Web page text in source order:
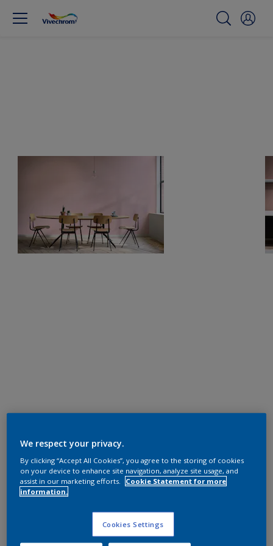
We respect your privacy.
By clicking “Accept All Cookies”, you agree to the storing of cookies
on your device to enhance site navigation, analyze site usage, and
assist in our marketing efforts.
Cookie Statement for more
information.
Cookies Settings